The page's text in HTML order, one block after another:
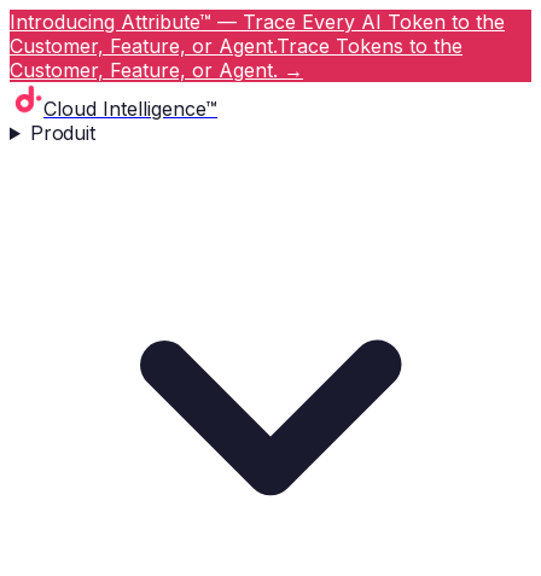
Introducing Attribute™ — Trace Every AI Token to the
Customer, Feature, or Agent.Trace Tokens to the
Customer, Feature, or Agent. →
Cloud Intelligence™
Produit